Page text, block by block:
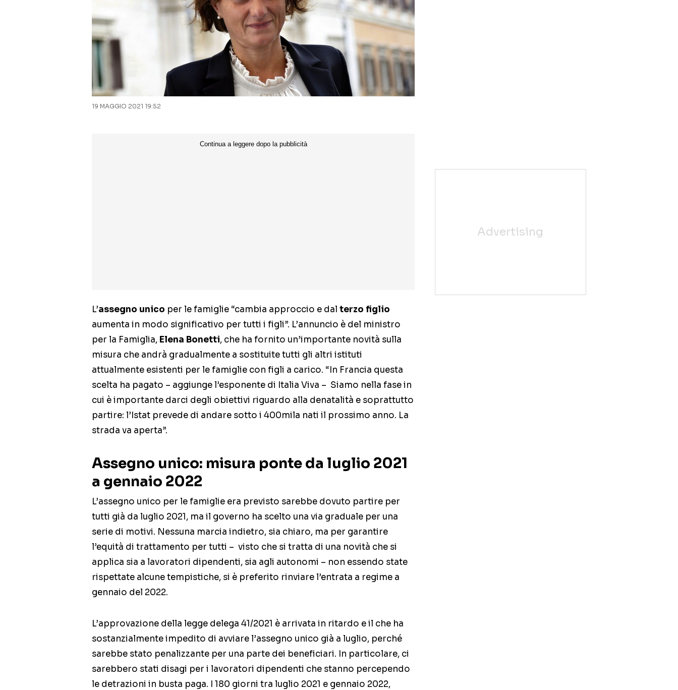
19 MAGGIO 2021 19:52
L’assegno unico per le famiglie “cambia approccio e dal terzo figlio
aumenta in modo significativo per tutti i figli”. L’annuncio è del ministro
per la Famiglia, Elena Bonetti, che ha fornito un’importante novità sulla
misura che andrà gradualmente a sostituite tutti gli altri istituti
attualmente esistenti per le famiglie con figli a carico. “In Francia questa
scelta ha pagato – aggiunge l’esponente di Italia Viva – Siamo nella fase in
cui è importante darci degli obiettivi riguardo alla denatalità e soprattutto
partire: l’Istat prevede di andare sotto i 400mila nati il prossimo anno. La
strada va aperta”.
Assegno unico: misura ponte da luglio 2021
a gennaio 2022
L’assegno unico per le famiglie era previsto sarebbe dovuto partire per
tutti già da luglio 2021, ma il governo ha scelto una via graduale per una
serie di motivi. Nessuna marcia indietro, sia chiaro, ma per garantire
l’equità di trattamento per tutti – visto che si tratta di una novità che si
applica sia a lavoratori dipendenti, sia agli autonomi – non essendo state
rispettate alcune tempistiche, si è preferito rinviare l’entrata a regime a
gennaio del 2022.
L’approvazione della legge delega 41/2021 è arrivata in ritardo e il che ha
sostanzialmente impedito di avviare l’assegno unico già a luglio, perché
sarebbe stato penalizzante per una parte dei beneficiari. In particolare, ci
sarebbero stati disagi per i lavoratori dipendenti che stanno percependo
le detrazioni in busta paga. I 180 giorni tra luglio 2021 e gennaio 2022,